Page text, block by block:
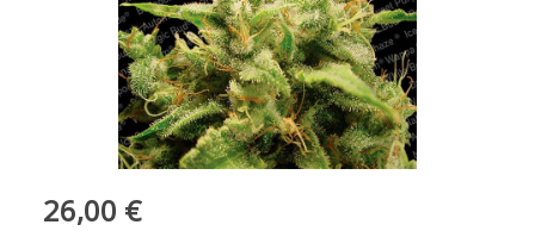
26,00 €